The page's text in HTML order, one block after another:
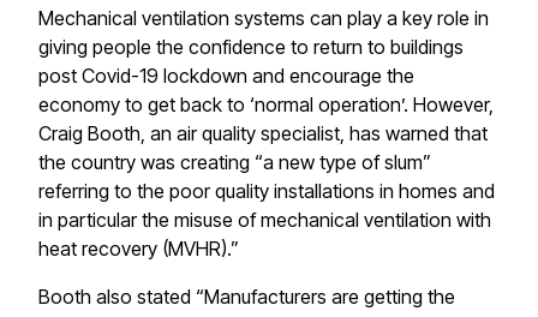
Mechanical ventilation systems can play a key role in
giving people the confidence to return to buildings
post Covid-19 lockdown and encourage the
economy to get back to ‘normal operation’. However,
Craig Booth, an air quality specialist, has warned that
the country was creating “a new type of slum”
referring to the poor quality installations in homes and
in particular the misuse of mechanical ventilation with
heat recovery (MVHR).”​​​​‌ ‍ ​‍​‍‌‍ ‌ ​‍‌‍‍‌‌‍‌ ‌‍‍‌‌‍ ‍​‍​‍​ ‍‍​‍​‍‌ ​ ‌‍​‌‌‍ ‍‌‍‍‌‌ ‌​‌ ‍‌​‍ ‍‌‍‍‌‌‍ ​‍​‍​‍ ​​‍​‍‌‍‍​‌ ​‍‌‍‌‌‌‍‌‍​‍​‍​ ‍‍​‍​‍​‍ ‌‍​‌‌‍‌​‌‍ ‌‌‍‍‌‌‍ ‍​‍ ‌‍‍‌‌‍ ‍‌ ‌​‌‍‌‌‌‍ ‍‌ ‌​​‍ ‌‍‌‌‌‍‌​‌‍‍‌‌ ‌​​‍ ‌‍ ‌‌‍ ‌‍‌​‌‍‌‌​ ‌‌ ​​‌ ​‍‌‍‌‌‌ ​ ‌‍‌‌‌‍ ‍‌ ‌​‌‍​‌‌ ‌​‌‍‍‌‌‍ ‌‍ ‍​ ‍ ‌‍‍‌‌‍‌​​ ‌​ ‌‍​ ‌​​ ‍‌‌‍​‌‌‍​ ​ ‌ ​ ‍​​ ​ ​‍ ‌‌‍​ ​ ​​​ ‌‌​ ‌​​‍ ‌​ ‌​‌‍‌​​ ‍​​ ‍‌​‍ ‌​ ‍‌​ ‌‌‌‍​‌​ ​​​‍ ‌​ ‌‌‌‍‌‌​ ​‍​ ‌​​ ‍‌​ ​‌​ ‌ ‌‍‌‍​ ‌​​ ‍​​ ‍‌​ ‌‌​ ‍ ‌ ‌​‌ ‍‌‌ ​​‌‍‌‌​ ‌‌ ​​‌‍ ‌ ​ ‌ ‌​​ ‍ ‌ ​​‌‍​‌‌ ‌​‌‍‍​​ ‌‌‍​ ‌‍ ‌‍ ‍‌ ‌​‌‍‌‌‌‍ ‍‌ ‌​​‍‌‌​ ‌‌‌​​‍‌‌ ‌‍‍ ‌‍‌‌‌ ‍‌​‍‌‌​ ​ ‌​‌​​‍‌‌​ ​ ‌​‌​​‍‌‌​ ​‍​ ​‍​ ‌‍​ ‌‌​ ‌​​ ‍‌​ ‍​​ ‍‌‌‍​‍​ ​‌‌‍​ ‌‍​‍​ ‌‌​ ​‍​‍‌‌​ ​‍​ ​‍​‍‌‌​ ‌‌‌​‌​​‍ ‍‌‍​ ‌‍‍​‌‍‍‌‌‍ ​‌‍‌​‌ ​‍‌‍‌‌‌‍ ‍​‍‌‌​ ‌‌‌​​‍‌‌ ‌‍‍ ‌‍‌‌‌ ‍‌​‍‌‌​ ​ ‌​‌​​‍‌‌​ ​ ‌​‌​​‍‌‌​ ​‍​ ​‍​ ‌​‌‍‌​‌‍​‍​ ​​‌‍​‌‌‍‌‌​ ​ ‌‍​‍​ ‌ ‌‍​ ​ ​‍‌‍​‍​‍‌‌​ ​‍​ ​‍​‍‌‌​ ‌‌‌​‌​​‍ ‍‌ ‌​‌‍‌‌‌ ‍​‌ ‌​​ ‌‍​‍‌‍​‌‌ ​ ‌‍‌‌‌‌‌‌‌ ​‍‌‍ ​​ ‌​‍‌‌​ ​‍‌​‌‍‌‍​‌‌‍‌​‌‍ ‌‌‍‍‌‌‍ ‍​‍‌‍‌‍‍‌‌‍‌​​ ‌​ ‌‍​ ‌​​ ‍‌‌‍​‌‌‍​ ​ ‌ ​ ‍​​ ​ ​‍ ‌‌‍​ ​ ​​​ ‌‌​ ‌​​‍ ‌​ ‌​‌‍‌​​ ‍​​ ‍‌​‍ ‌​ ‍‌​ ‌‌‌‍​‌​ ​​​‍ ‌​ ‌‌‌‍‌‌​ ​‍​ ‌​​ ‍‌​ ​‌​ ‌ ‌‍‌‍​ ‌​​ ‍​​ ‍‌​ ‌‌​‍‌‍‌ ‌​‌ ‍‌‌ ​​‌‍‌‌​ ‌‌ ​​‌‍ ‌ ​ ‌ ‌​​‍‌‍‌ ​​‌‍​‌‌ ‌​‌‍‍​​ ‌‌‍​ ‌‍ ‌‍ ‍‌ ‌​‌‍‌‌‌‍ ‍‌ ‌​​‍‌‌​ ‌‌‌​​‍‌‌ ‌‍‍ ‌‍‌‌‌ ‍‌​‍‌‌​ ​ ‌​‌​​‍‌‌​ ​ ‌​‌​​‍‌‌​ ​‍​ ​‍​ ‌‍​ ‌‌​ ‌​​ ‍‌​ ‍​​ ‍‌‌‍​‍​ ​‌‌‍​ ‌‍​‍​ ‌‌​ ​‍​‍‌‌​ ​‍​ ​‍​‍‌‌​ ‌‌‌​‌​​‍ ‍‌‍​ ‌‍‍​‌‍‍‌‌‍ ​‌‍‌​‌ ​‍‌‍‌‌‌‍ ‍​‍‌‌​ ‌‌‌​​‍‌‌ ‌‍‍ ‌‍‌‌‌ ‍‌​‍‌‌​ ​ ‌​‌​​‍‌‌​ ​ ‌​‌​​‍‌‌​ ​‍​ ​‍​ ‌​‌‍‌​‌‍​‍​ ​​‌‍​‌‌‍‌‌​ ​ ‌‍​‍​ ‌ ‌‍​ ​ ​‍‌‍​‍​‍‌‌​ ​‍​ ​‍​‍‌‌​ ‌‌‌​‌​​‍ ‍‌ ‌​‌‍‌‌‌ ‍​‌ ‌​​‍​‍‌ ‌
Booth also stated “Manufacturers are getting the